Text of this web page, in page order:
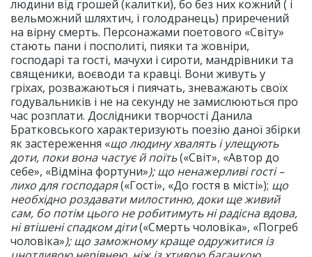
людини від грошей (калитки), бо без них кожний ( і
вельможний шляхтич, і голодранець) приречений
на вірну смерть. Персонажами поетового «Світу»
стають пани і посполиті, пияки та жовніри,
господарі та гості, мачухи і сироти, мандрівники та
священики, воєводи та кравці. Вони живуть у
гріхах, розважаються і пиячать, зневажають своїх
годувальників і не на секунду не замислюються про
час розплати. Дослідники творчості Данила
Братковського характеризують поезію даної збірки
як застереження «що людину хвалять і улещують
доти, поки вона частує й поїть(«Світ», «Автор до
себе», «Відміна фортуни»); що ненажерливі гості –
лихо для господаря(«Гості», «До гостя в місті»); що
необхідно роздавати милостиню, доки ще живий
сам, бо потім цього не робитимуть ні радісна вдова,
ні втішені спадком діти(«Смерть чоловіка», «Погреб
чоловіка»); що заможному краще одружитися із